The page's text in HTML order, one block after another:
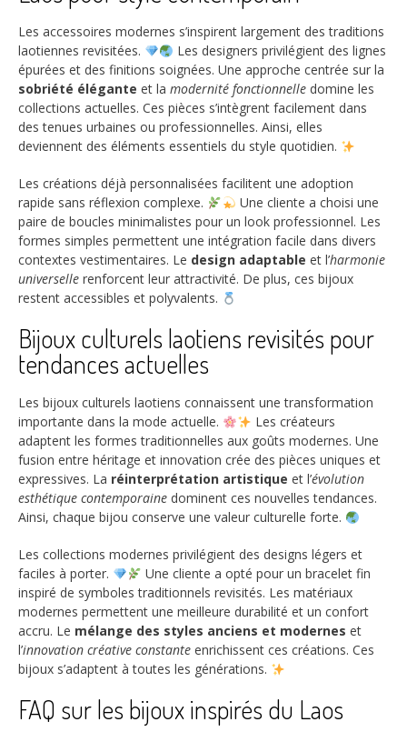
Les accessoires modernes s’inspirent largement des traditions
laotiennes revisitées.
Les designers privilégient des lignes
épurées et des finitions soignées. Une approche centrée sur la
sobriété élégante et la modernité fonctionnelle domine les
collections actuelles. Ces pièces s’intègrent facilement dans
des tenues urbaines ou professionnelles. Ainsi, elles
deviennent des éléments essentiels du style quotidien.
Les créations déjà personnalisées facilitent une adoption
rapide sans réflexion complexe.
Une cliente a choisi une
paire de boucles minimalistes pour un look professionnel. Les
formes simples permettent une intégration facile dans divers
contextes vestimentaires. Le design adaptable et l’harmonie
universelle renforcent leur attractivité. De plus, ces bijoux
restent accessibles et polyvalents.
Bijoux culturels laotiens revisités pour
tendances actuelles
Les bijoux culturels laotiens connaissent une transformation
importante dans la mode actuelle.
Les créateurs
adaptent les formes traditionnelles aux goûts modernes. Une
fusion entre héritage et innovation crée des pièces uniques et
expressives. La réinterprétation artistique et l’évolution
esthétique contemporaine dominent ces nouvelles tendances.
Ainsi, chaque bijou conserve une valeur culturelle forte.
Les collections modernes privilégient des designs légers et
faciles à porter.
Une cliente a opté pour un bracelet fin
inspiré de symboles traditionnels revisités. Les matériaux
modernes permettent une meilleure durabilité et un confort
accru. Le mélange des styles anciens et modernes et
l’innovation créative constante enrichissent ces créations. Ces
bijoux s’adaptent à toutes les générations.
FAQ sur les bijoux inspirés du Laos